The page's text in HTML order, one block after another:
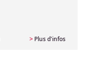
> Plus d'infos